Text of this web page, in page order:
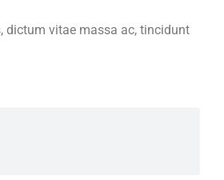
dictum vitae massa ac, tincidunt